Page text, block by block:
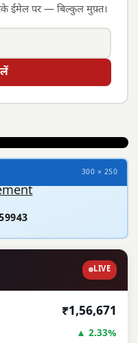
ईमेल पर — बिल्कुल मुफ़्त।
300 × 250
LIVE
₹1,56,671
▲ 2.33%